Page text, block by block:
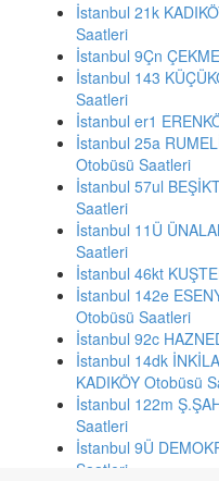
İstanbul 21k
Saatleri
İstanbul 9Çn
İstanbul 143
Saatleri
İstanbul er1
İstanbul 25a
Otobüsü Saatleri
İstanbul 57ul
Saatleri
İstanbul 11Ü
Saatleri
İstanbul 46kt
İstanbul 142e
Otobüsü Saatleri
İstanbul 92c
İstanbul 14dk
KADIKÖY Otobüsü
İstanbul 122m
Saatleri
İstanbul 9Ü
Saatleri